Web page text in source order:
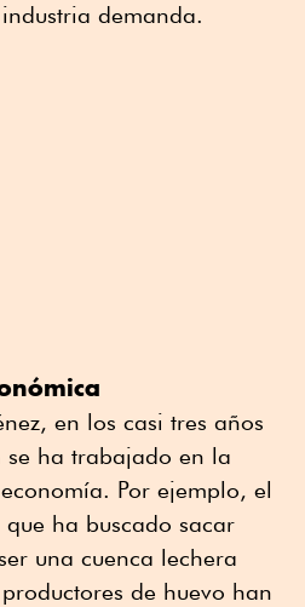
demanda.
en los casi tres años
se ha trabajado en la
Por ejemplo, el
ha buscado sacar
una cuenca lechera
de huevo han